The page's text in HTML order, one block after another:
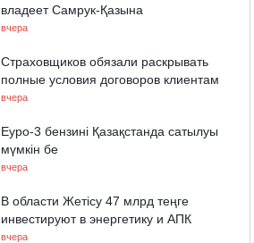
владеет Самрук-Қазына
вчера
Страховщиков обязали раскрывать
полные условия договоров клиентам
вчера
Еуро-3 бензині Қазақстанда сатылуы
мүмкін бе
вчера
В области Жетісу 47 млрд теңге
инвестируют в энергетику и АПК
вчера